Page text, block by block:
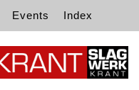
Events Index